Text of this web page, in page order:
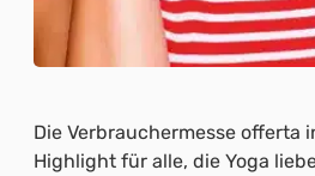
Die Verbrauchermesse offerta
Highlight für alle, die Yoga